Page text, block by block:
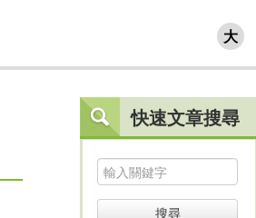
大
快速文章搜尋
搜尋